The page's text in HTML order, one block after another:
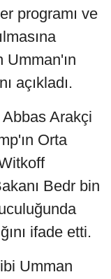
programı ve
Umman'ın
açıkladı.
Abbas Arakçi
Orta
Bedr bin
ifade etti.
Umman